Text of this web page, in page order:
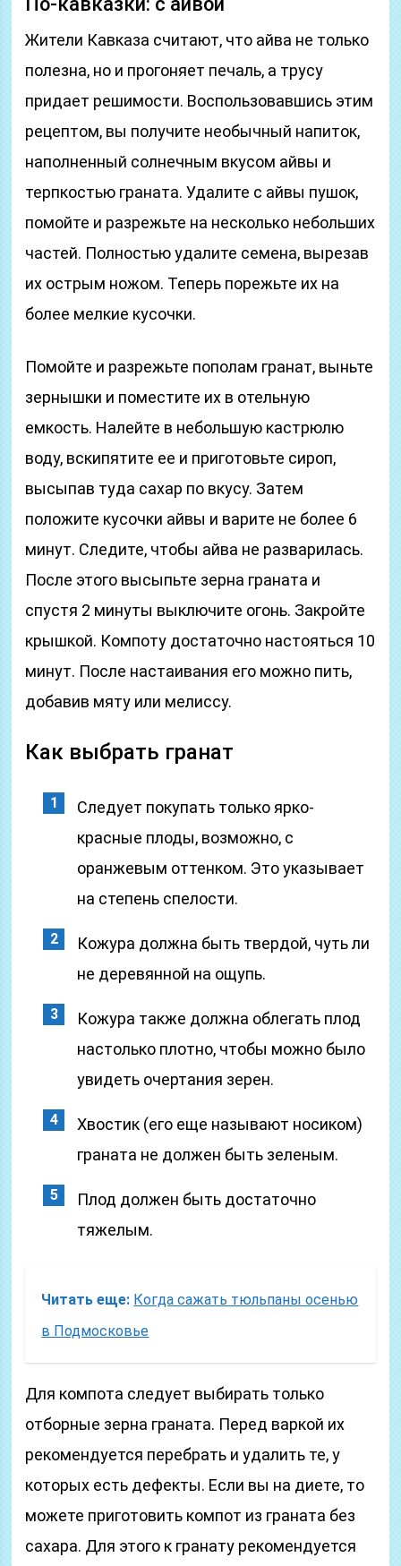
Жители Кавказа считают, что айва не только
полезна, но и прогоняет печаль, а трусу
придает решимости. Воспользовавшись этим
рецептом, вы получите необычный напиток,
наполненный солнечным вкусом айвы и
терпкостью граната. Удалите с айвы пушок,
помойте и разрежьте на несколько небольших
частей. Полностью удалите семена, вырезав
их острым ножом. Теперь порежьте их на
более мелкие кусочки.
Помойте и разрежьте пополам гранат, выньте
зернышки и поместите их в отельную
емкость. Налейте в небольшую кастрюлю
воду, вскипятите ее и приготовьте сироп,
высыпав туда сахар по вкусу. Затем
положите кусочки айвы и варите не более 6
минут. Следите, чтобы айва не разварилась.
После этого высыпьте зерна граната и
спустя 2 минуты выключите огонь. Закройте
крышкой. Компоту достаточно настояться 10
минут. После настаивания его можно пить,
добавив мяту или мелиссу.
Как выбрать гранат
Следует покупать только ярко-
красные плоды, возможно, с
оранжевым оттенком. Это указывает
на степень спелости.
Кожура должна быть твердой, чуть ли
не деревянной на ощупь.
Кожура также должна облегать плод
настолько плотно, чтобы можно было
увидеть очертания зерен.
Хвостик (его еще называют носиком)
граната не должен быть зеленым.
Плод должен быть достаточно
тяжелым.
Читать еще: Когда сажать тюльпаны осенью
в Подмосковье
Для компота следует выбирать только
отборные зерна граната. Перед варкой их
рекомендуется перебрать и удалить те, у
которых есть дефекты. Если вы на диете, то
можете приготовить компот из граната без
сахара. Для этого к гранату рекомендуется